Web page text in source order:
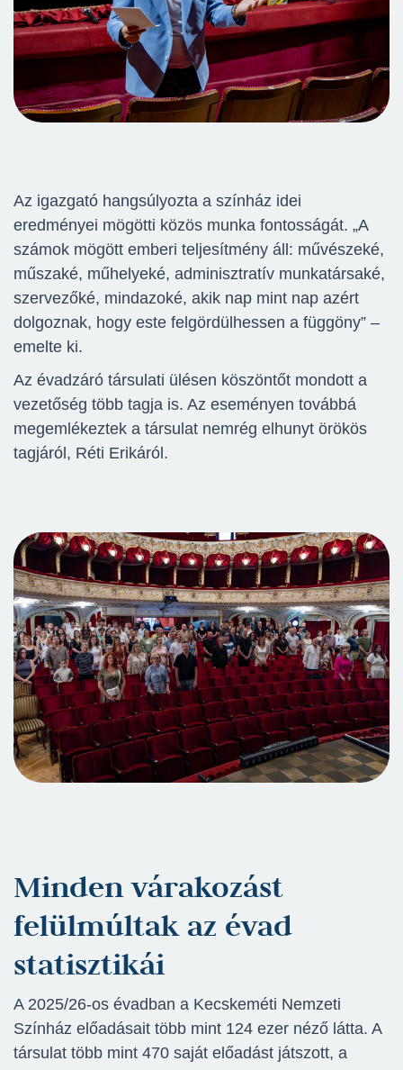
Az igazgató hangsúlyozta a színház idei
eredményei mögötti közös munka fontosságát. „A
számok mögött emberi teljesítmény áll: művészeké,
műszaké, műhelyeké, adminisztratív munkatársaké,
szervezőké, mindazoké, akik nap mint nap azért
dolgoznak, hogy este felgördülhessen a függöny” –
emelte ki.
Az évadzáró társulati ülésen köszöntőt mondott a
vezetőség több tagja is. Az eseményen továbbá
megemlékeztek a társulat nemrég elhunyt örökös
tagjáról, Réti Erikáról.
Minden várakozást
felülmúltak az évad
statisztikái
A 2025/26-os évadban a Kecskeméti Nemzeti
Színház előadásait több mint 124 ezer néző látta. A
társulat több mint 470 saját előadást játszott, a